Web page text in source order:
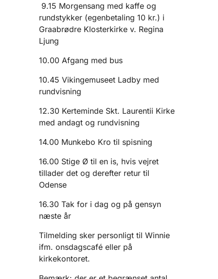
9.15 Morgensang med kaffe og
rundstykker (egenbetaling 10 kr.) i
Graabrødre Klosterkirke v. Regina
Ljung
10.00 Afgang med bus
10.45 Vikingemuseet Ladby med
rundvisning
12.30 Kerteminde Skt. Laurentii Kirke
med andagt og rundvisning
14.00 Munkebo Kro til spisning
16.00 Stige Ø til en is, hvis vejret
tillader det og derefter retur til
Odense
16.30 Tak for i dag og på gensyn
næste år
Tilmelding sker personligt til Winnie
ifm. onsdagscafé eller på
kirkekontoret.